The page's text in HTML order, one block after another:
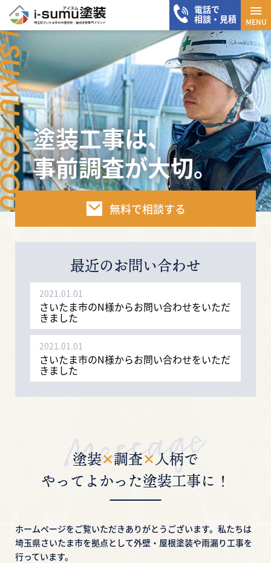
電話で
相談・見積
メ
MENU
塗装工事は、
事前調査が大切。
無料で相談する
最近のお問い合わせ
2021.01.01
さいたま市のN様からお問い合わせをいただ
きました
2021.01.01
さいたま市のN様からお問い合わせをいただ
きました
2021.01.01
2021.01.01
さいたま市のN様からお問い合わせをいただ
きました
きました
塗装✕調査✕人柄で
やってよかった塗装工事に！
ホームページをご覧いただきありがとうございます。 私たちは
埼玉県さいたま市を拠点として外壁・屋根塗装や雨漏り工事を
行っています。